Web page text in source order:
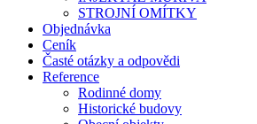
STROJNÍ OMÍTKY
Objednávka
Ceník
Časté otázky a odpovědi
Reference
Rodinné domy
Historické budovy